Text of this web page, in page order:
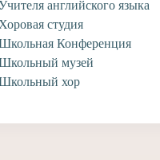
английского языка
Хоровая студия
Конференция
музей
хор